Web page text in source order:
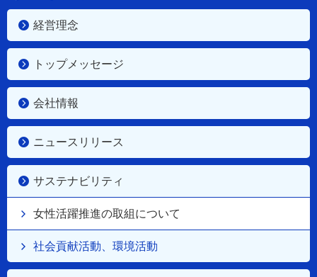
経営理念
トップメッセージ
会社情報
ニュースリリース
サステナビリティ
女性活躍推進の取組について
社会貢献活動、環境活動